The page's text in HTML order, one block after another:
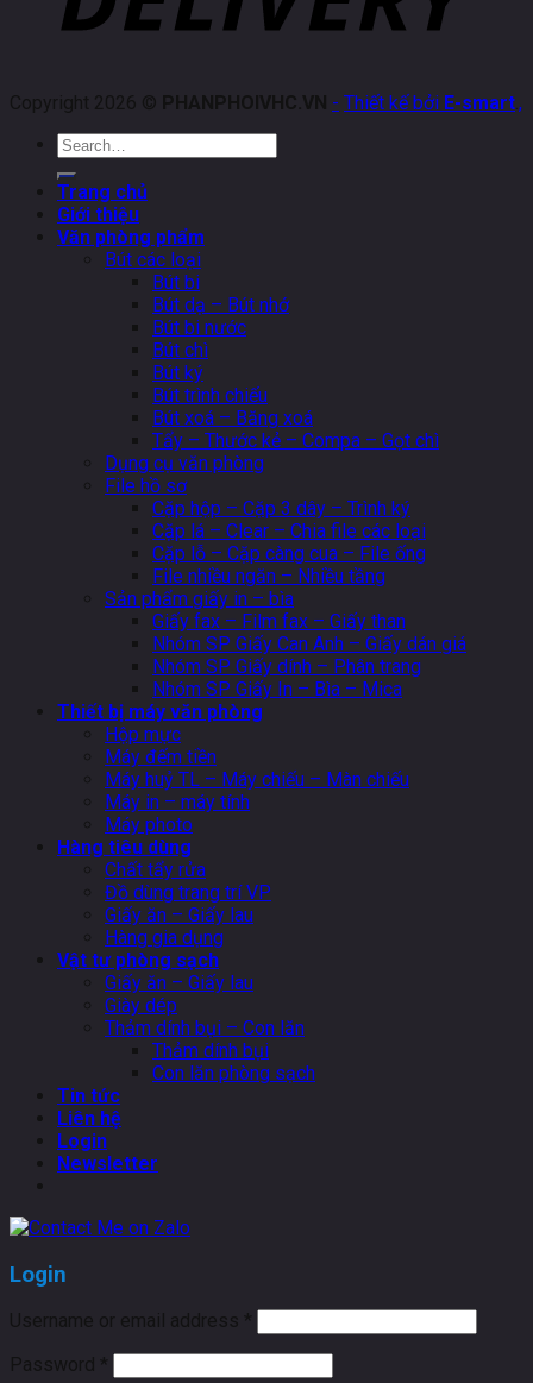
Copyright 2026 © PHANPHOIVHC.VN - Thiết kế bởi E-smart,
Search
for:
Trang chủ
Giới thiệu
Văn phòng phẩm
Bút các loại
Bút bi
Bút dạ – Bút nhớ
Bút bi nước
Bút chì
Bút ký
Bút trình chiếu
Bút xoá – Băng xoá
Tẩy – Thước kẻ – Compa – Gọt chì
Dụng cụ văn phòng
File hồ sơ
Cặp hộp – Cặp 3 dây – Trình ký
Cặp lá – Clear – Chia file các loại
Cặp lỗ – Cặp càng cua – File ống
File nhiều ngăn – Nhiều tầng
Sản phẩm giấy in – bìa
Giấy fax – Film fax – Giấy than
Nhóm SP Giấy Can Anh – Giấy dán giá
Nhóm SP Giấy dính – Phân trang
Nhóm SP Giấy In – Bìa – Mica
Thiết bị máy văn phòng
Hộp mực
Máy đếm tiền
Máy huỷ TL – Máy chiếu – Màn chiếu
Máy in – máy tính
Máy photo
Hàng tiêu dùng
Chất tẩy rửa
Đồ dùng trang trí VP
Giấy ăn – Giấy lau
Hàng gia dụng
Vật tư phòng sạch
Giấy ăn – Giấy lau
Giày dép
Thảm dính bụi – Con lăn
Thảm dính bụi
Con lăn phòng sạch
Tin tức
Liên hệ
Login
Newsletter
Login
Username or email address *
Password *